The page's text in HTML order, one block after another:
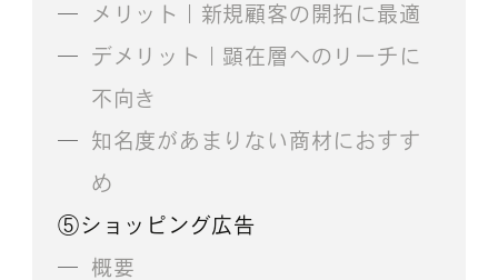
メリット｜新規顧客の開拓に最適
デメリット｜顕在層へのリーチに
不向き
知名度があまりない商材におすす
め
⑤ショッピング広告
概要